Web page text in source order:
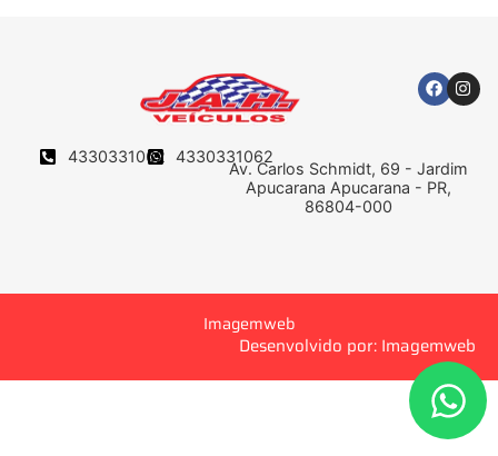
4330331062 4330331062
Av. Carlos Schmidt, 69 - Jardim
Apucarana Apucarana - PR,
86804-000
Imagemweb
Desenvolvido por: Imagemweb